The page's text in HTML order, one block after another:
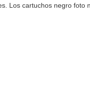
Los cartuchos negro foto